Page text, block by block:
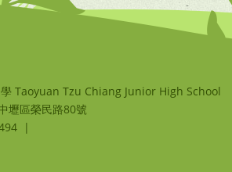
Taoyuan Tzu Chiang Junior High School
壢區榮民路80號
|